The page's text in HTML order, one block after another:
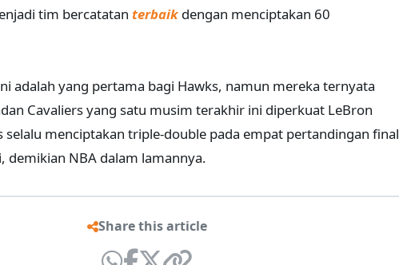
tim bercatatan terbaik dengan menciptakan 60
adalah yang pertama bagi Hawks, namun mereka ternyata
Cavaliers yang satu musim terakhir ini diperkuat LeBron
selalu menciptakan triple-double pada empat pertandingan final
demikian NBA dalam lamannya.
Share this article